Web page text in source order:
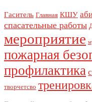
Гаситель Главная КШУ
спасательные работы
мероприятие
пожарная
профилактика
творчетсво